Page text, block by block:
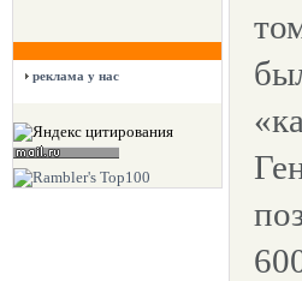
реклама у нас